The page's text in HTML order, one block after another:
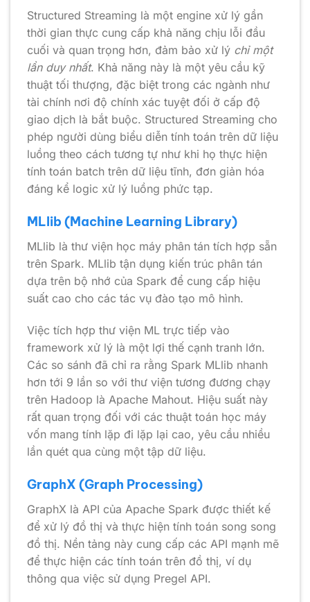
Structured Streaming là một engine xử lý gần
thời gian thực cung cấp khả năng chịu lỗi đầu
cuối và quan trọng hơn, đảm bảo xử lý chỉ một
lần duy nhất. Khả năng này là một yêu cầu kỹ
thuật tối thượng, đặc biệt trong các ngành như
tài chính nơi độ chính xác tuyệt đối ở cấp độ
giao dịch là bắt buộc. Structured Streaming cho
phép người dùng biểu diễn tính toán trên dữ liệu
luồng theo cách tương tự như khi họ thực hiện
tính toán batch trên dữ liệu tĩnh, đơn giản hóa
đáng kể logic xử lý luồng phức tạp.
MLlib (Machine Learning Library)
MLlib là thư viện học máy phân tán tích hợp sẵn
trên Spark. MLlib tận dụng kiến trúc phân tán
dựa trên bộ nhớ của Spark để cung cấp hiệu
suất cao cho các tác vụ đào tạo mô hình.
Việc tích hợp thư viện ML trực tiếp vào
framework xử lý là một lợi thế cạnh tranh lớn.
Các so sánh đã chỉ ra rằng Spark MLlib nhanh
hơn tới 9 lần so với thư viện tương đương chạy
trên Hadoop là Apache Mahout. Hiệu suất này
rất quan trọng đối với các thuật toán học máy
vốn mang tính lặp đi lặp lại cao, yêu cầu nhiều
lần quét qua cùng một tập dữ liệu.
GraphX (Graph Processing)
GraphX là API của Apache Spark được thiết kế
để xử lý đồ thị và thực hiện tính toán song song
đồ thị. Nền tảng này cung cấp các API mạnh mẽ
để thực hiện các tính toán trên đồ thị, ví dụ
thông qua việc sử dụng Pregel API.